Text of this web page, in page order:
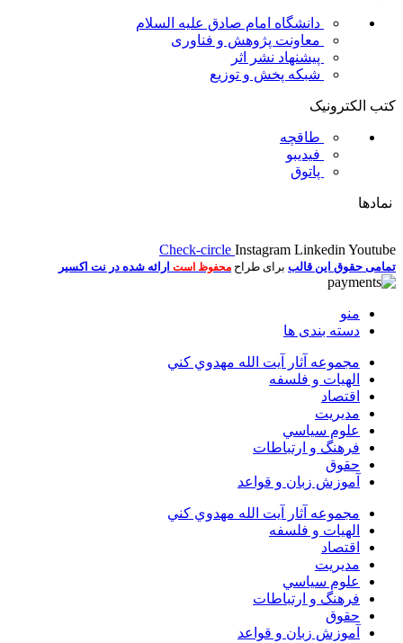
دانشگاه امام صادق علیه السلام
معاونت پژوهش و فناوری
پیشنهاد نشر اثر
شبکه پخش و توزیع
کتب الکترونیک
طاقچه
فیدیبو
پاتوق
نمادها
Check-circle Instagram Linkedin Youtube
تمامی حقوق این قالب برای طراح محفوظ است ارائه شده در نت اکسیر
منو
دسته بندی ها
مجموعه آثار آيت الله مهدوي كني
الهیات و فلسفه
اقتصاد
مديريت
علوم سياسي
فرهنگ و ارتباطات
حقوق
آموزش زبان و قواعد
مجموعه آثار آيت الله مهدوي كني
الهیات و فلسفه
اقتصاد
مديريت
علوم سياسي
فرهنگ و ارتباطات
حقوق
آموزش زبان و قواعد